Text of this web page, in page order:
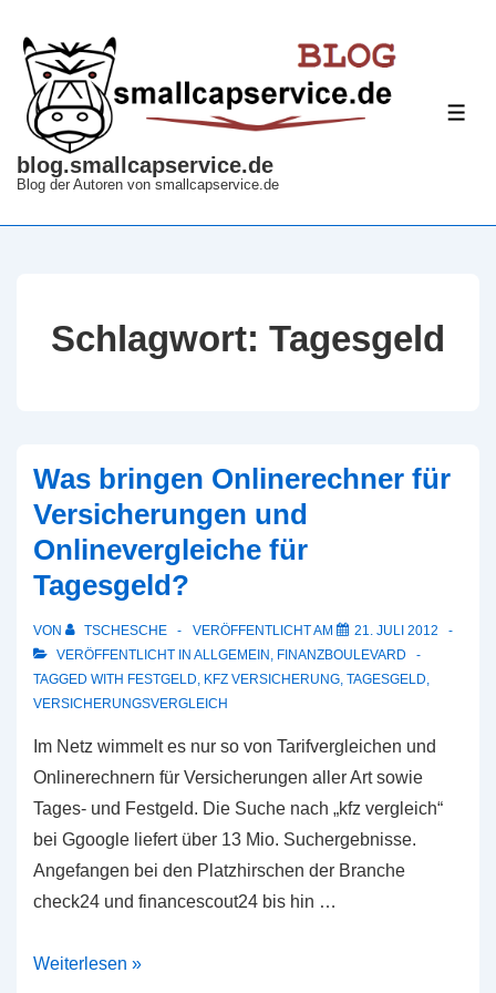
Zum
Inhalt
blog.smallcapservice.de
Blog der Autoren von smallcapservice.de
Schlagwort: Tagesgeld
Was bringen Onlinerechner für
Versicherungen und
Onlinevergleiche für
Tagesgeld?
VON TSCHESCHE VERÖFFENTLICHT AM
21. JULI 2012
VERÖFFENTLICHT IN ALLGEMEIN, FINANZBOULEVARD
TAGGED WITH FESTGELD, KFZ VERSICHERUNG, TAGESGELD,
VERSICHERUNGSVERGLEICH
Im Netz wimmelt es nur so von Tarifvergleichen und
Onlinerechnern für Versicherungen aller Art sowie
Tages- und Festgeld. Die Suche nach „kfz vergleich“
bei Ggoogle liefert über 13 Mio. Suchergebnisse.
Angefangen bei den Platzhirschen der Branche
check24 und financescout24 bis hin …
Was
Weiterlesen »